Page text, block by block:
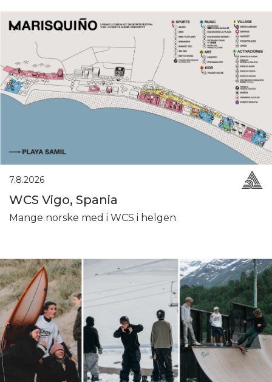
7.8.2026
WCS Vigo, Spania
Mange norske med i WCS i helgen